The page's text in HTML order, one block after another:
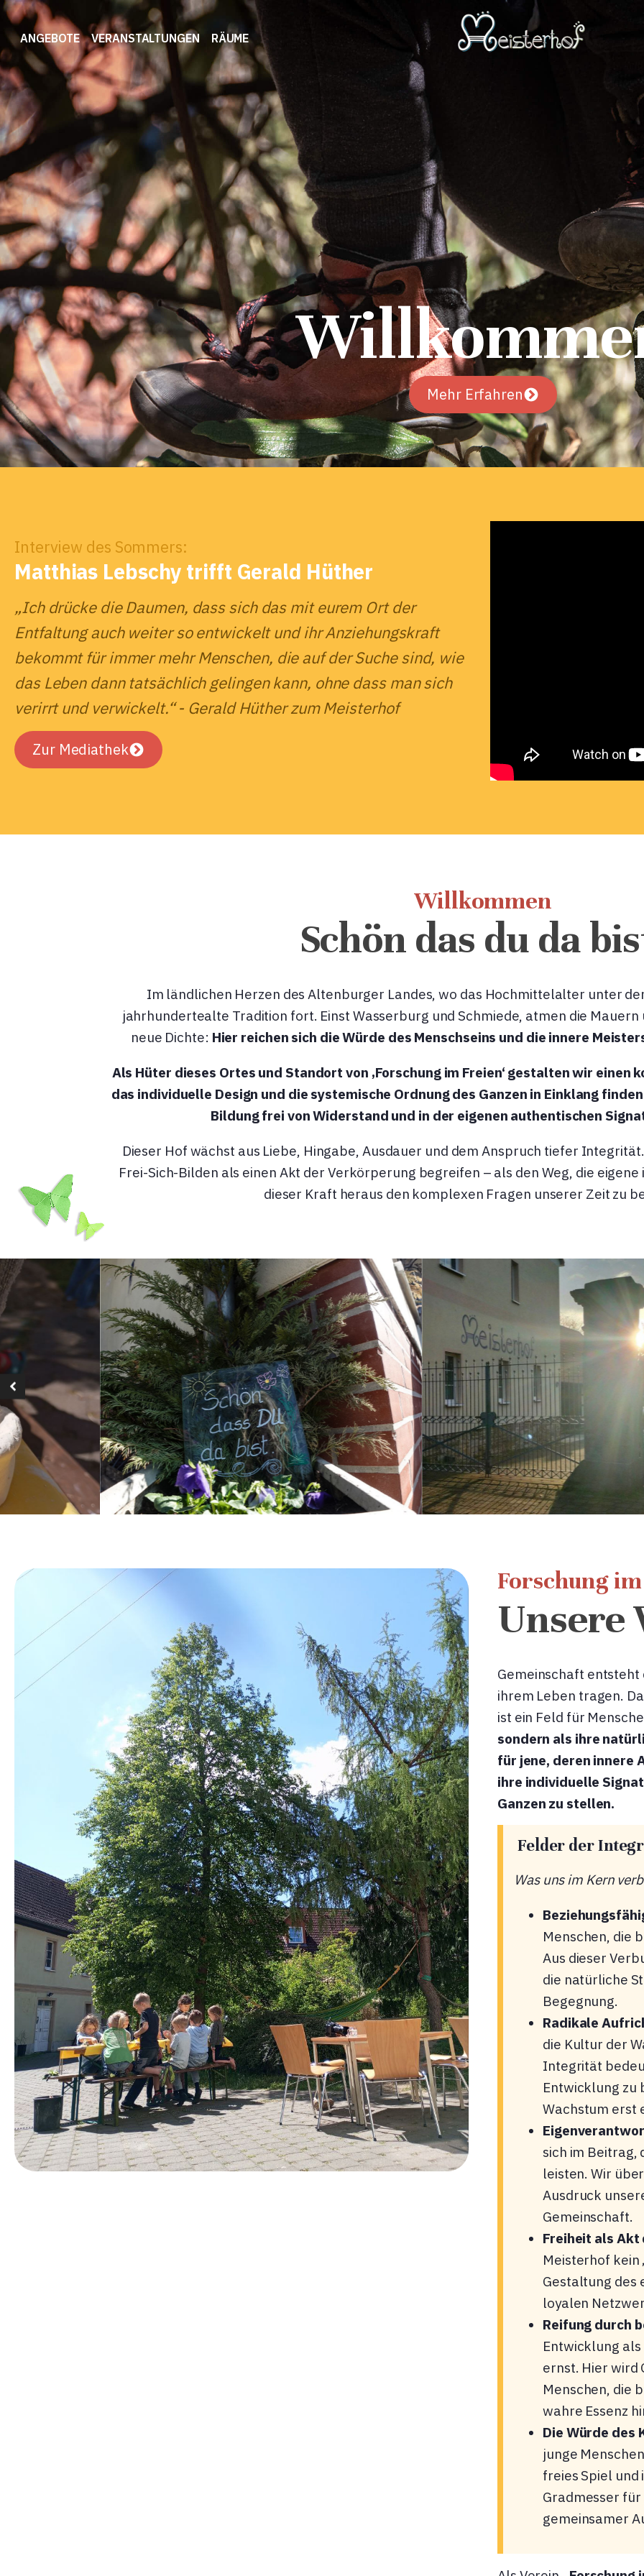
ANGEBOTE VERANSTALTUNGEN RÄUME
Mehr Erfahren
Interview des Sommers:
Matthias Lebschy trifft Gerald Hüther
„Ich drücke die Daumen, dass sich das mit eurem Ort der
Entfaltung auch weiter so entwickelt und ihr Anziehungskraft
bekommt für immer mehr Menschen, die auf der Suche sind, wie
das Leben dann tatsächlich gelingen kann, ohne dass man sich
verirrt und verwickelt.“ - Gerald Hüther zum Meisterhof
Zur Mediathek
Willkommen
Schön das du da
Im ländlichen Herzen des Altenburger Landes, wo das Hochmittelalter unter
jahrhundertealte Tradition fort. Einst Wasserburg und Schmiede, atmen die
neue Dichte: Hier reichen sich die Würde des Menschseins und die innere
Als Hüter dieses Ortes und Standort von ‚Forschung im Freien‘ gestalten wir einen
das individuelle Design und die systemische Ordnung des Ganzen in Einklang
Bildung frei von Widerstand und in der eigenen authentischen
Dieser Hof wächst aus Liebe, Hingabe, Ausdauer und dem Anspruch tiefer
Frei-Sich-Bilden als einen Akt der Verkörperung begreifen – als den Weg, die
dieser Kraft heraus den komplexen Fragen unserer Zeit zu
Forschung
Unsere
Gemeinschaft
ihrem Leben tragen.
ist ein Feld für
sondern als ihre
für jene, deren innere
ihre individuelle
Ganzen zu stellen.
Felder der
Was uns im Kern
Menschen, die
Aus dieser
die natürliche
Begegnung.
Radikale
die Kultur der
Integrität
Entwicklung zu
Wachstum erst
sich im Beitrag,
leisten. Wir
Ausdruck
Gemeinschaft.
Freiheit als
Meisterhof kein
Gestaltung des
loyalen
Reifung durch
Entwicklung
ernst. Hier wird
Menschen, die
wahre Essenz
Die Würde des
junge
freies Spiel
Gradmesser für
gemeinsamer